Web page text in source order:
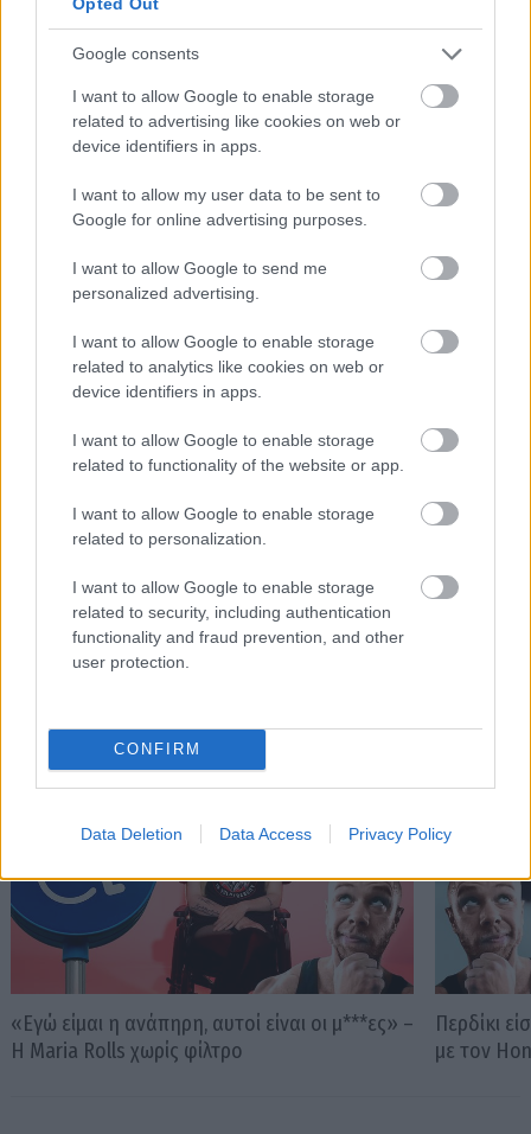
Google consents
I want to allow Google to enable storage
related to advertising like cookies on web or
device identifiers in apps.
I want to allow my user data to be sent to
Google for online advertising purposes.
I want to allow Google to send me
personalized advertising.
I want to allow Google to enable storage
related to analytics like cookies on web or
device identifiers in apps.
I want to allow Google to enable storage
related to functionality of the website or app.
I want to allow Google to enable storage
related to personalization.
I want to allow Google to enable storage
related to security, including authentication
functionality and fraud prevention, and other
user protection.
CONFIRM
Data Deletion Data Access Privacy Policy
πως μόνο ό,τι αξίζει γίνεται byte.
Μείνε Αύγουστο στην Αθήνα κι άσε τους
άλλους να λένε
Πώς θα
«Εγώ είμαι η ανάπηρη, αυτοί είναι οι μ***ες» –
Η Maria Rolls χωρίς φίλτρο
Περδίκι
με τον